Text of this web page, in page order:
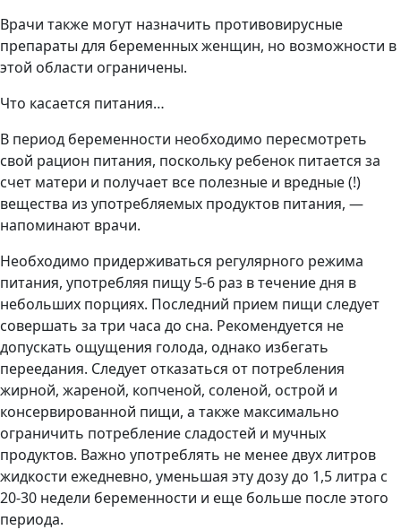
Врачи также могут назначить противовирусные
препараты для беременных женщин, но возможности в
этой области ограничены.
Что касается питания…
В период беременности необходимо пересмотреть
свой рацион питания, поскольку ребенок питается за
счет матери и получает все полезные и вредные (!)
вещества из употребляемых продуктов питания, —
напоминают врачи.
Необходимо придерживаться регулярного режима
питания, употребляя пищу 5-6 раз в течение дня в
небольших порциях. Последний прием пищи следует
совершать за три часа до сна. Рекомендуется не
допускать ощущения голода, однако избегать
переедания. Следует отказаться от потребления
жирной, жареной, копченой, соленой, острой и
консервированной пищи, а также максимально
ограничить потребление сладостей и мучных
продуктов. Важно употреблять не менее двух литров
жидкости ежедневно, уменьшая эту дозу до 1,5 литра с
20-30 недели беременности и еще больше после этого
периода.